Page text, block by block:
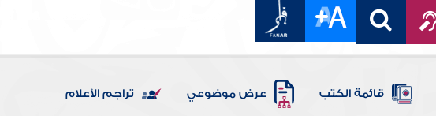
قائمة الكتب عرض موضوعي تراجم الأعلام